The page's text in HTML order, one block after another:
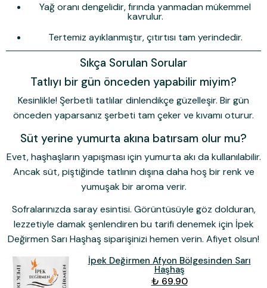
Yağ oranı dengelidir, fırında yanmadan mükemmel
kavrulur.
Tertemiz ayıklanmıştır, çıtırtısı tam yerindedir.
Sıkça Sorulan Sorular
Tatlıyı bir gün önceden yapabilir miyim?
Kesinlikle! Şerbetli tatlılar dinlendikçe güzelleşir. Bir gün
önceden yaparsanız şerbeti tam çeker ve kıvamı oturur.
Süt yerine yumurta akına batırsam olur mu?
Evet, haşhaşların yapışması için yumurta akı da kullanılabilir.
Ancak süt, piştiğinde tatlının dışına daha hoş bir renk ve
yumuşak bir aroma verir.
Sofralarınızda saray esintisi. Görüntüsüyle göz dolduran,
lezzetiyle damak şenlendiren bu tarifi denemek için İpek
Değirmen Sarı Haşhaşsiparişinizi hemen verin. Afiyet olsun!
İpek Değirmen Afyon Bölgesinden Sarı
Haşhaş
₺ 69.90